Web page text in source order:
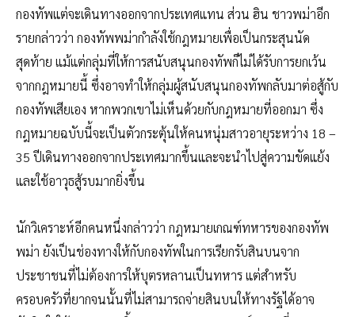
กองทัพแต่จะเดินทางออกจากประเทศแทน ส่วน ฮิน ชาวพม่าอีก
รายกล่าวว่า กองทัพพม่ากำลังใช้กฎหมายเพื่อเป็นกระสุนนัด
สุดท้าย แม้แต่กลุ่มที่ให้การสนับสนุนกองทัพก็ไม่ได้รับการยกเว้น
จากกฎหมายนี้ ซึ่งอาจทำให้กลุ่มผู้สนับสนุนกองทัพกลับมาต่อสู้กับ
กองทัพเสียเอง หากพวกเขาไม่เห็นด้วยกับกฎหมายที่ออกมา ซึ่ง
กฎหมายฉบับนี้จะเป็นตัวกระตุ้นให้คนหนุ่มสาวอายุระหว่าง 18 –
35 ปีเดินทางออกจากประเทศมากขึ้นและจะนำไปสู่ความขัดแย้ง
และใช้อาวุธสู้รบมากยิ่งขึ้น
นักวิเคราะห์อีกคนหนึ่งกล่าวว่า กฎหมายเกณฑ์ทหารของกองทัพ
พม่า ยังเป็นช่องทางให้กับกองทัพในการเรียกรับสินบนจาก
ประชาชนที่ไม่ต้องการให้บุตรหลานเป็นทหาร แต่สำหรับ
ครอบครัวที่ยากจนนั้นที่ไม่สามารถจ่ายสินบนให้ทางรัฐได้อาจ